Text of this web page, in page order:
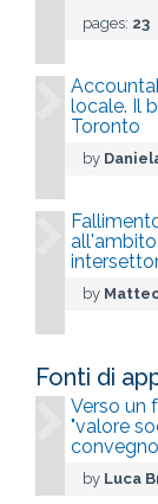
pages: 23
locale. Il
Toronto
by
by
Fonti di
Verso un
"valore
convegno
by Luca